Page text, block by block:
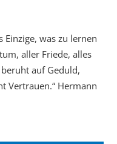
Einzige, was zu lernen
aller Friede, alles
auf Geduld,
Vertrauen.“ Hermann